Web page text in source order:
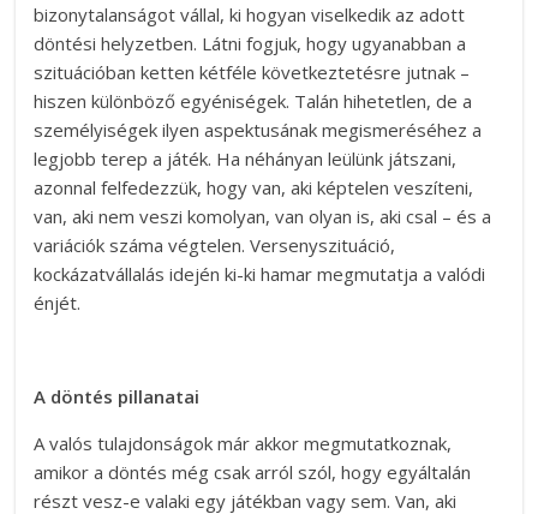
bizonytalanságot vállal, ki hogyan viselkedik az adott
döntési helyzetben. Látni fogjuk, hogy ugyanabban a
szituációban ketten kétféle következtetésre jutnak –
hiszen különböző egyéniségek. Talán hihetetlen, de a
személyiségek ilyen aspektusának megismeréséhez a
legjobb terep a játék. Ha néhányan leülünk játszani,
azonnal felfedezzük, hogy van, aki képtelen veszíteni,
van, aki nem veszi komolyan, van olyan is, aki csal – és a
variációk száma végtelen. Versenyszituáció,
kockázatvállalás idején ki-ki hamar megmutatja a valódi
énjét.
A döntés pillanatai
A valós tulajdonságok már akkor megmutatkoznak,
amikor a döntés még csak arról szól, hogy egyáltalán
részt vesz-e valaki egy játékban vagy sem. Van, aki